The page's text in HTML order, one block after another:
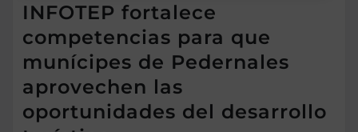
INFOTEP fortalece
competencias para que
munícipes de Pedernales
aprovechen las
oportunidades del desarrollo